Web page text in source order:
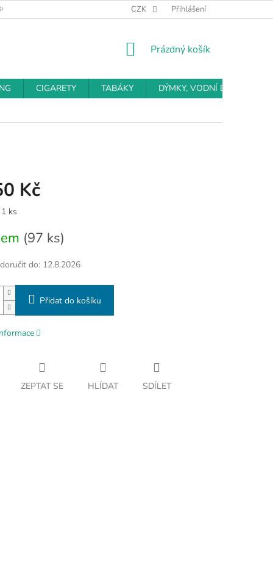
PODMÍNKY PODMÍNKY OCHRANY OSOBNÍCH ÚDAJŮ
CZK Přihlášení
NÁKUPNÍ
Prázdný košík
CIGARETY TABÁKY DÝMKY, VODNÍ DÝMKY
Kč
ks
(97 ks)
do: 12.8.2026
Přidat do košíku
ZEPTAT SE HLÍDAT SDÍLET